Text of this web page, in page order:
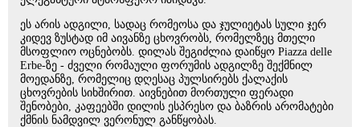
ეს არის ადგილი, სადაც რომეოსა და ჯულიეტას სული ჯერ
კიდევ ზუსტად იმ აივანზე ცხოვრობს, რომელზეც მთელი
მსოფლიო ოცნებობს. დილას შეგიძლია დაიწყო Piazza delle
Erbe-ზე - ძველი რომაული ფორუმის ადგილზე შექმნილ
მოედანზე, რომელიც დღესაც პულსირებს ქალაქის
ცხოვრების სიხშირით. აივნებით მორთული ფერადი
შენობები, კაფეებში დილის ესპრესო და ბაზრის არომატები
ქმნის ნამდვილ ვერონულ განწყობას.